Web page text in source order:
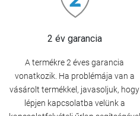
2 év garancia
A termékre 2 éves garancia
vonatkozik. Ha problémája van a
vásárolt termékkel, javasoljuk, hogy
lépjen kapcsolatba velünk a